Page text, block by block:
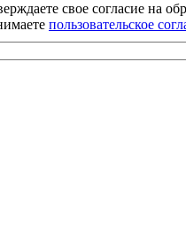
свое согласие на
пользовательское